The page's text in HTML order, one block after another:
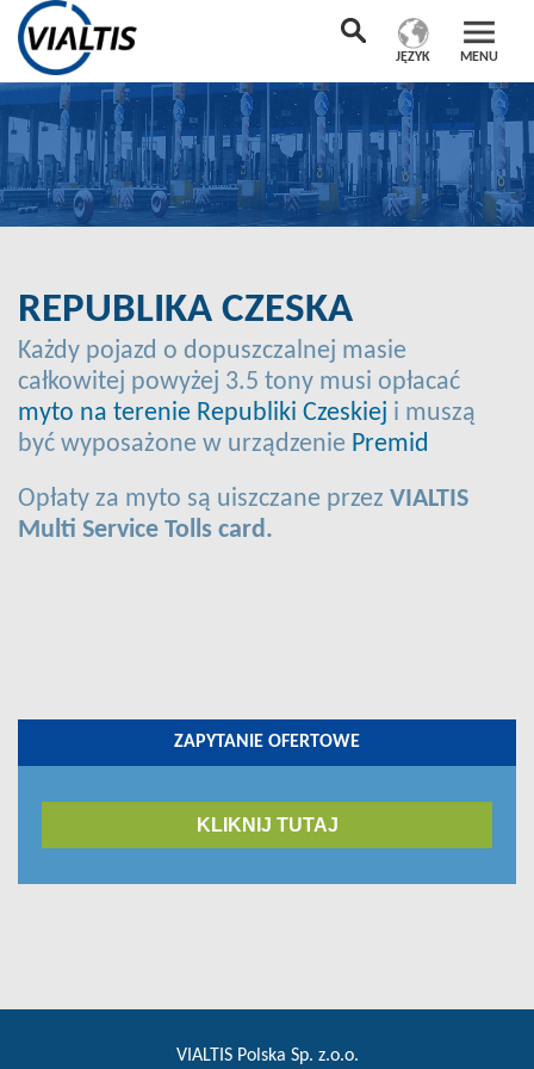
MENU
JĘZYK
REPUBLIKA CZESKA
Każdy pojazd o dopuszczalnej masie
całkowitej powyżej 3.5 tony musi opłacać
myto na terenie Republiki Czeskiej i muszą
być wyposażone w urządzenie Premid
Opłaty za myto są uiszczane przez VIALTIS
Multi Service Tolls card.
ZAPYTANIE OFERTOWE
KLIKNIJ TUTAJ
VIALTIS Polska Sp. z.o.o.